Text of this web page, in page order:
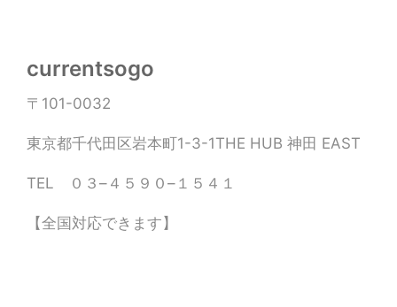
currentsogo
〒101-0032
東京都千代田区岩本町1-3-1THE HUB 神田 EAST
TEL ０３–４５９０–１５４１
【全国対応できます】